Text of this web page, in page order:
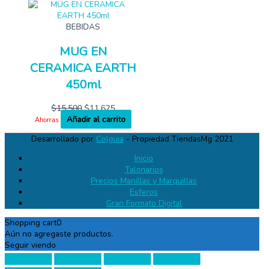
BEBIDAS
MUG EN
CERAMICA EARTH
450ml
$15,500 $11,625
Ahorras
Añadir al carrito
Desarrollado por Colguia - Propiedad TiendasMg 2021
Inicio
Talonarios
Precios Manillas y Marquillas
Esferos
Gran Formato Digital
Shopping cart0
Aún no agregaste productos.
Seguir viendo